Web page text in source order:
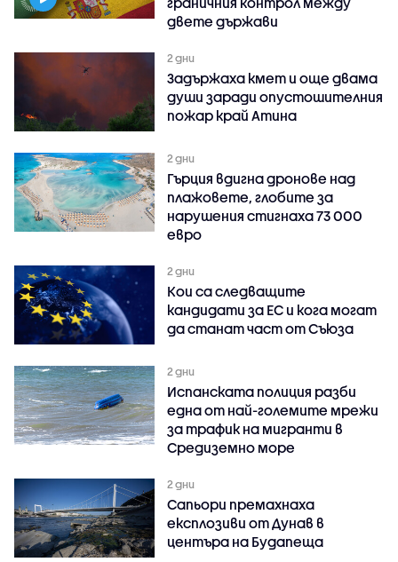
двете държави
2 дни
Задържаха кмет и още двама
души заради опустошителния
пожар край Атина
2 дни
Гърция вдигна дронове над
плажовете, глобите за
нарушения стигнаха 73 000
евро
2 дни
Кои са следващите
кандидати за ЕС и кога могат
да станат част от Съюза
2 дни
Испанската полиция разби
една от най-големите мрежи
за трафик на мигранти в
Средиземно море
2 дни
Сапьори премахнаха
експлозиви от Дунав в
центъра на Будапеща